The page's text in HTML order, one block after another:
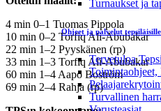
Turnaukset ja
Ohjeet ja palvelut tepsiläisille
Tervetuloa
Toimintaohjeet,
Turvallinen
4 min 0–1 Tuomas Pippola
10 min 0–2 Torfiq Ali-Abubakar
22 min 1–2 Pyyskänen (rp)
33 min 1–3 Torfiq Ali-Abubakar
60 min 1–4 Aapo Boström
69 min 2–4 Rahja (rp)